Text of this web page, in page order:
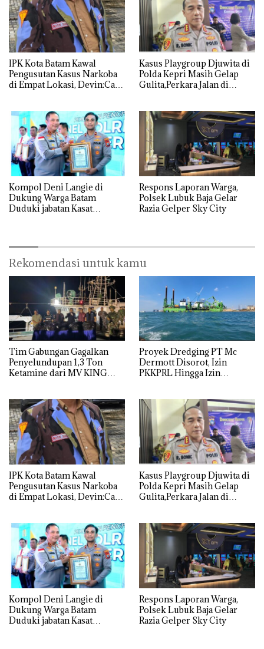
IPK Kota Batam Kawal
Pengusutan Kasus Narkoba
di Empat Lokasi, Devin:Cari
Kasus Playgroup Djuwita di
Polda Kepri Masih Gelap
Gulita,Perkara Jalan di
Kompol Deni Langie di
Dukung Warga Batam
Duduki jabatan Kasat
Respons Laporan Warga,
Polsek Lubuk Baja Gelar
Razia Gelper Sky City
Rekomendasi untuk kamu
Tim Gabungan Gagalkan
Penyelundupan 1,3 Ton
Ketamine dari MV KING
Proyek Dredging PT Mc
Dermott Disorot, Izin
PKKPRL Hingga Izin
IPK Kota Batam Kawal
Pengusutan Kasus Narkoba
di Empat Lokasi, Devin:Cari
Kasus Playgroup Djuwita di
Polda Kepri Masih Gelap
Gulita,Perkara Jalan di
Kompol Deni Langie di
Dukung Warga Batam
Duduki jabatan Kasat
Respons Laporan Warga,
Polsek Lubuk Baja Gelar
Razia Gelper Sky City